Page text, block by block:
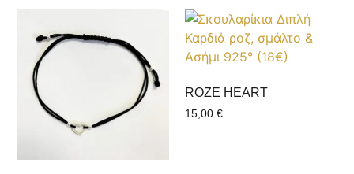
ROZE HEART
15,00 €